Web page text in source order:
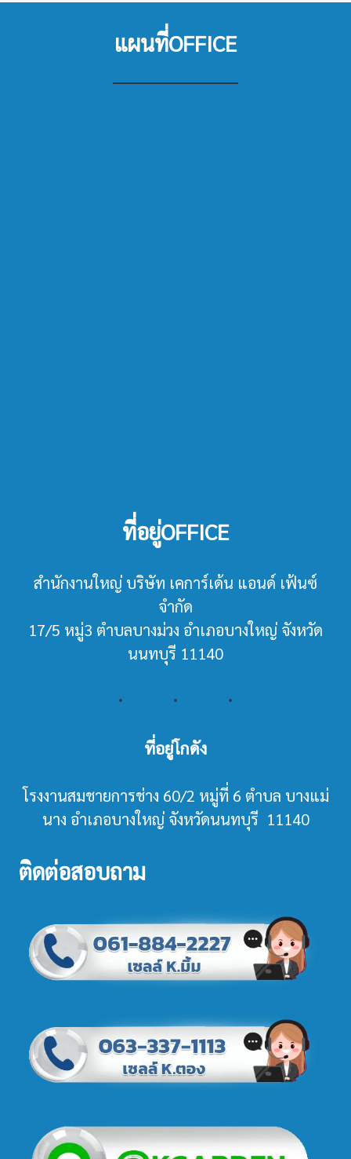
แผนที่OFFICE
ที่อยู่OFFICE
สำนักงานใหญ่ บริษัท เคการ์เด้น แอนด์ เฟ้นซ์
จำกัด
17/5 หมู่3 ตำบลบางม่วง อำเภอบางใหญ่ จังหวัด
นนทบุรี 11140
ที่อยู่โกดัง
โรงงานสมชายการช่าง 60/2 หมู่ที่ 6 ตำบล บางแม่
นาง อำเภอบางใหญ่ จังหวัดนนทบุรี 11140
ติดต่อสอบถาม